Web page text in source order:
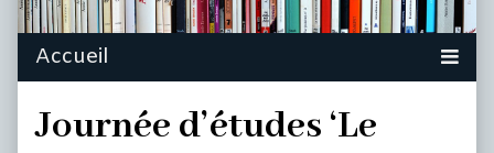
Journée d’études ‘Le